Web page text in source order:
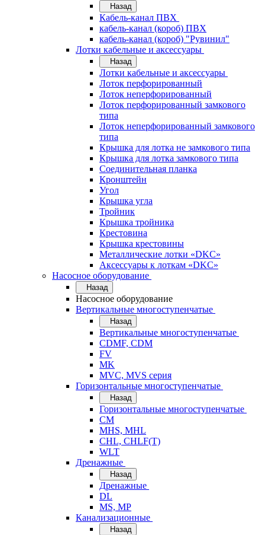
Назад
Кабель-канал ПВХ
кабель-канал (короб) ПВХ
кабель-канал (короб) "Рувинил"
Лотки кабельные и аксессуары
Назад
Лотки кабельные и аксессуары
Лоток перфорированный
Лоток неперфорированный
Лоток перфорированный замкового
типа
Лоток неперфорированный замкового
типа
Крышка для лотка не замкового типа
Крышка для лотка замкового типа
Соединительная планка
Кронштейн
Угол
Крышка угла
Тройник
Крышка тройника
Крестовина
Крышка крестовины
Металлические лотки «DKC»
Аксессуары к лоткам «DKC»
Насосное оборудование
Назад
Насосное оборудование
Вертикальные многоступенчатые
Назад
Вертикальные многоступенчатые
CDMF, CDM
FV
MK
MVC, MVS серия
Горизонтальные многоступенчатые
Назад
Горизонтальные многоступенчатые
CM
MHS, MHL
CHL, CHLF(T)
WLT
Дренажные
Назад
Дренажные
DL
MS, MP
Канализационные
Назад